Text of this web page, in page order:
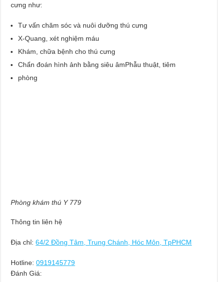
cưng như:
Tư vấn chăm sóc và nuôi dưỡng thú cưng
X-Quang, xét nghiệm máu
Khám, chữa bệnh cho thú cưng
Chẩn đoán hình ảnh bằng siêu âmPhẫu thuật, tiêm
phòng
Phòng khám thú Y 779
Thông tin liên hệ
Địa chỉ:64/2 Đồng Tâm, Trung Chánh, Hóc Môn, TpPHCM
Hotline: 0919145779
Đánh Giá: